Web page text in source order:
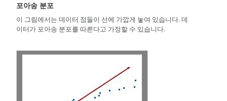
포아송 분포
이 그림에서는 데이터 점들이 선에 가깝게 놓여 있습니다. 데
이터가 포아송 분포를 따른다고 가정할 수 있습니다.